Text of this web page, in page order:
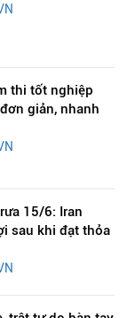
thi tốt nghiệp
giản, nhanh
15/6: Iran
sau khi đạt thỏa